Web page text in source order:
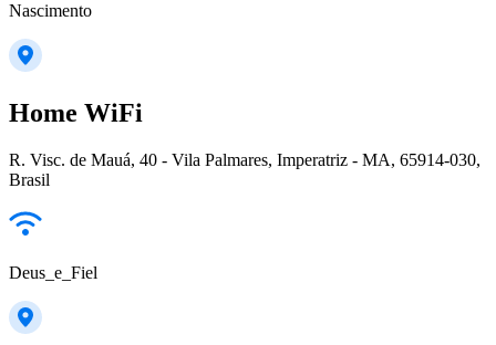
Nascimento
Home WiFi
R. Visc. de Mauá, 40 - Vila Palmares, Imperatriz - MA, 65914-030,
Brasil
Deus_e_Fiel